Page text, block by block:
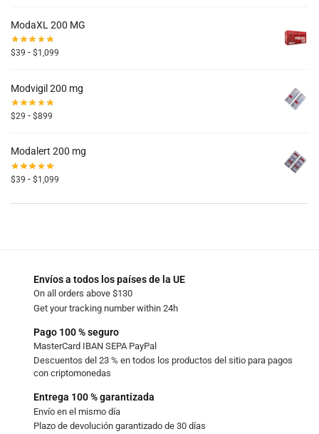
ModaXL 200 MG
$39 - $1,099
Modvigil 200 mg
$29 - $899
Modalert 200 mg
$39 - $1,099
Envíos a todos los países de la UE
On all orders above $130
Get your tracking number within 24h
Pago 100 % seguro
MasterCard IBAN SEPA PayPal
Descuentos del 23 % en todos los productos del sitio para pagos
con criptomonedas
Entrega 100 % garantizada
Envío en el mismo día
Plazo de devolución garantizado de 30 días